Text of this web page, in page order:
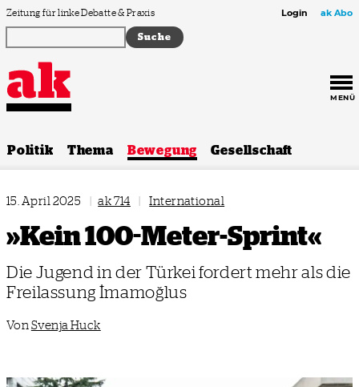
Zum Inhalt springen
Zeitung für linke Debatte & Praxis Login ak Abo
MENÜ
Politik Thema Bewegung Gesellschaft
15. April 2025 | ak 714 | International
»Kein 100-Meter-Sprint«
Die Jugend in der Türkei fordert mehr als die
Freilassung İmamoğlus
Von Svenja Huck